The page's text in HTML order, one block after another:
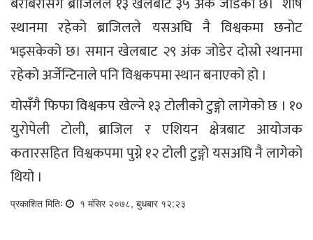
स्थानमा रहेको ब्राजिलले यसअघि नै विश्वकमा छनोट
भइसकेको छ। समान खेलबाट २९ अंक जोडेर दोस्रो स्थानमा
रहेको अर्जेन्टिनाले पनि विश्वकपमा स्थान बनाएको हो ।
योसँगै फिफा विश्वकप खेल्ने १३ टोलीको टुङ्गो लागेको छ । १०
युराेपेली टाेली, ब्राजिल र एशियन क्षेत्रबाट आयोजक
कतारसहित विश्वकपमा पुग्ने १२ टोली टुङ्गो यसअघि नै लागेको
थियो ।
प्रकाशित मितिः १ मंसिर २०७८, बुधबार १२:२३